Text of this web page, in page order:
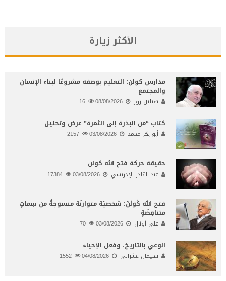
الأكثر زيارة
مدارس كولن: التعليم بوصفه مشروعًا لبناء الإنسان
والمجتمع
هيلين روز 08/08/2026
كتاب “من البذرة إلى الثمرة” عرض وتحليل
أبو بكر محمد 03/08/2026
حقيقة حركة فتح الله كولن
عبد القادر الإدريسي 03/08/2026
فتح الله كُولَنْ: شخصيّة متوازِنَة منسوجةٌ من سِماتٍ
متناقِضَةٍ
علي أونال 03/08/2026
الوعي بالتاريخ، وفعل الإحياء
سليمان عشراتي 04/08/2026